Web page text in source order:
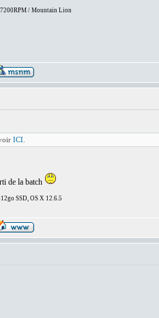
/ Mountain Lion
ICI.
de la batch
SSD, OS X 12.6.5